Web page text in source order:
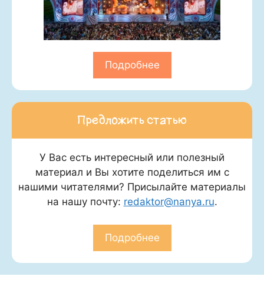
Подробнее
Предложить статью
У Вас есть интересный или полезный
материал и Вы хотите поделиться им с
нашими читателями? Присылайте материалы
на нашу почту: redaktor@nanya.ru.
Подробнее